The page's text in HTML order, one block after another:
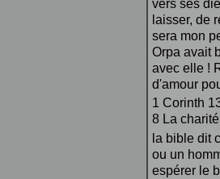
vers ses
laisser, de
sera mon
Orpa avait
avec elle !
d'amour
1 Corinth
8 La
la bible dit
ou un
espérer le